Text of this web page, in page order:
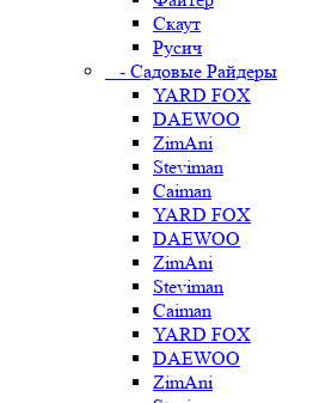
Скаут
Русич
- Садовые Райдеры
YARD FOX
DAEWOO
ZimAni
Steviman
Caiman
YARD FOX
DAEWOO
ZimAni
Steviman
Caiman
YARD FOX
DAEWOO
ZimAni